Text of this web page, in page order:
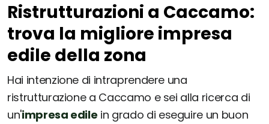
Ristrutturazioni a Caccamo:
trova la migliore impresa
edile della zona
Hai intenzione di intraprendere una
ristrutturazione a Caccamo e sei alla ricerca di
un'impresa edile in grado di eseguire un buon